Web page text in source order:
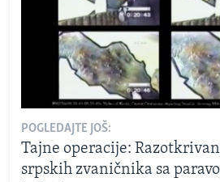
POGLEDAJTE JOŠ:
Tajne operacije:
srpskih zvaničnika sa